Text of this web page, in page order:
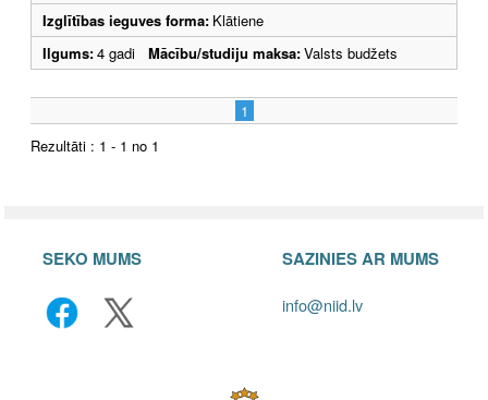
Izglītības ieguves forma: Klātiene
Ilgums:4 gadi Mācību/studiju maksa:Valsts budžets
1
Rezultāti : 1 - 1 no 1
SEKO MUMS SAZINIES AR MUMS
info@niid.lv